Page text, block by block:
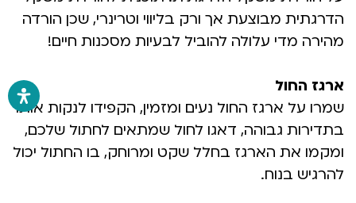
הדרגתית מבוצעת אך ורק בליווי וטרינרי, שכן הורדה
מהירה מדי עלולה להוביל לבעיות מסכנות חיים!
ארגז החול
שמרו על ארגז החול נעים ומזמין, הקפידו לנקות אותו
בתדירות גבוהה, דאגו לחול שמתאים לחתול שלכם,
ומקמו את הארגז בחלל שקט ומרוחק, בו החתול יכול
להרגיש בנוח.